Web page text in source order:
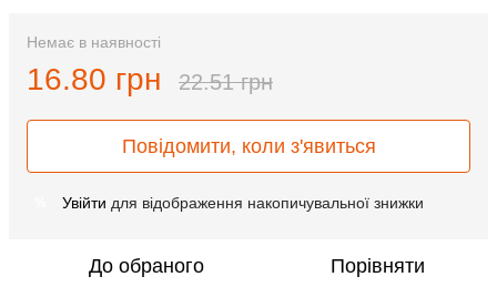
Немає в наявності
16.80 грн 22.51 грн
Повідомити, коли з'явиться
Увійти для відображення накопичувальної знижки
До обраного Порівняти